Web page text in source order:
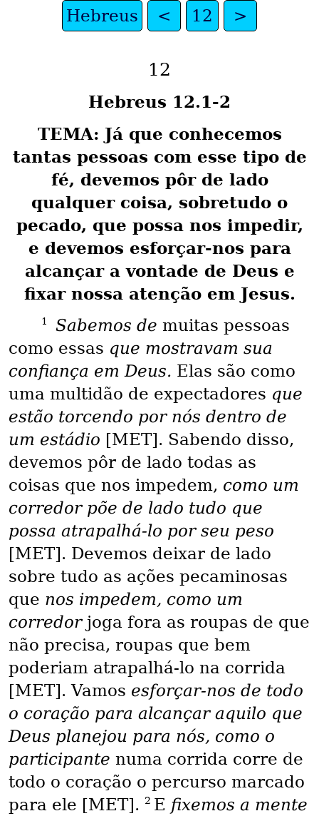
Hebreus < 12 >
12
Hebreus 12.1-2
TEMA: Já que conhecemos
tantas pessoas com esse tipo de
fé, devemos pôr de lado
qualquer coisa, sobretudo o
pecado, que possa nos impedir,
e devemos esforçar-nos para
alcançar a vontade de Deus e
fixar nossa atenção em Jesus.
1 Sabemos de muitas pessoas
como essas que mostravam sua
confiança em Deus. Elas são como
uma multidão de expectadores que
estão torcendo por nós dentro de
um estádio [MET]. Sabendo disso,
devemos pôr de lado todas as
coisas que nos impedem, como um
corredor põe de lado tudo que
possa atrapalhá-lo por seu peso
[MET]. Devemos deixar de lado
sobre tudo as ações pecaminosas
que nos impedem, como um
corredor joga fora as roupas de que
não precisa, roupas que bem
poderiam atrapalhá-lo na corrida
[MET]. Vamos esforçar-nos de todo
o coração para alcançar aquilo que
Deus planejou para nós, como o
participante numa corrida corre de
todo o coração o percurso marcado
para ele [MET]. 2 E fixemos a mente